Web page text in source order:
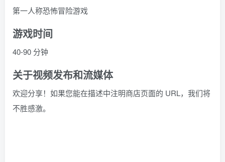
第一人称恐怖冒险游戏
游戏时间
40-90 分钟
关于视频发布和流媒体
欢迎分享！如果您能在描述中注明商店页面的 URL，我们将
不胜感激。